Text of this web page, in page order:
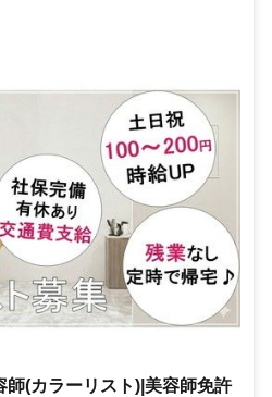
(カラーリスト)|美容師免許